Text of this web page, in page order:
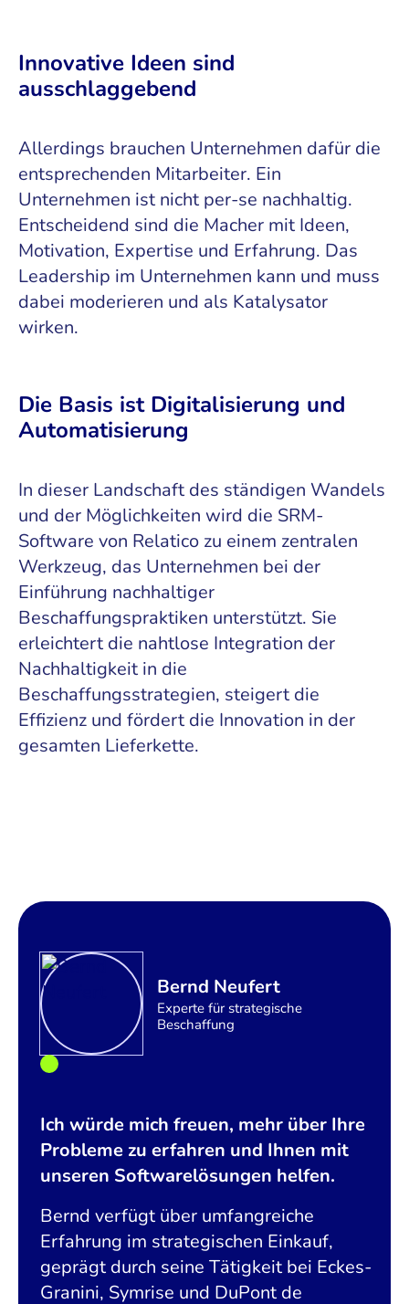
Innovative Ideen sind
ausschlaggebend
Allerdings brauchen Unternehmen dafür die
entsprechenden Mitarbeiter. Ein
Unternehmen ist nicht per-se nachhaltig.
Entscheidend sind die Macher mit Ideen,
Motivation, Expertise und Erfahrung. Das
Leadership im Unternehmen kann und muss
dabei moderieren und als Katalysator
wirken.
Die Basis ist Digitalisierung und
Automatisierung
In dieser Landschaft des ständigen Wandels
und der Möglichkeiten wird die SRM-
Software von Relatico zu einem zentralen
Werkzeug, das Unternehmen bei der
Einführung nachhaltiger
Beschaffungspraktiken unterstützt. Sie
erleichtert die nahtlose Integration der
Nachhaltigkeit in die
Beschaffungsstrategien, steigert die
Effizienz und fördert die Innovation in der
gesamten Lieferkette.
Bernd Neufert
Experte für strategische
Beschaffung
Ich würde mich freuen, mehr über Ihre
Probleme zu erfahren und Ihnen mit
unseren Softwarelösungen helfen.
Bernd verfügt über umfangreiche
Erfahrung im strategischen Einkauf,
geprägt durch seine Tätigkeit bei Eckes-
Granini, Symrise und DuPont de